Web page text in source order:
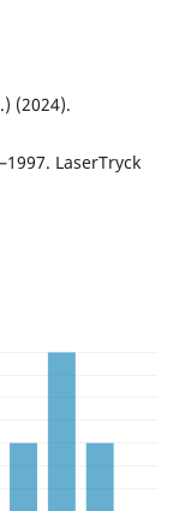
(2024).
LaserTryck